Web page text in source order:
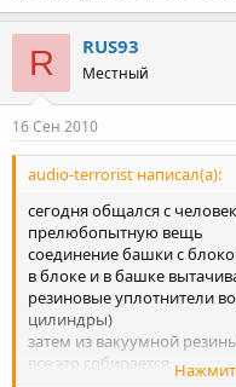
R RUS93
Местный
16 Сен 2010
audio-terrorist написал(а):
сегодня общался с
прелюбопытную вещь
соединение башки с
в блоке и в башке
резиновые уплотнители
цилиндры)
затем из вакуумной
все это собирается